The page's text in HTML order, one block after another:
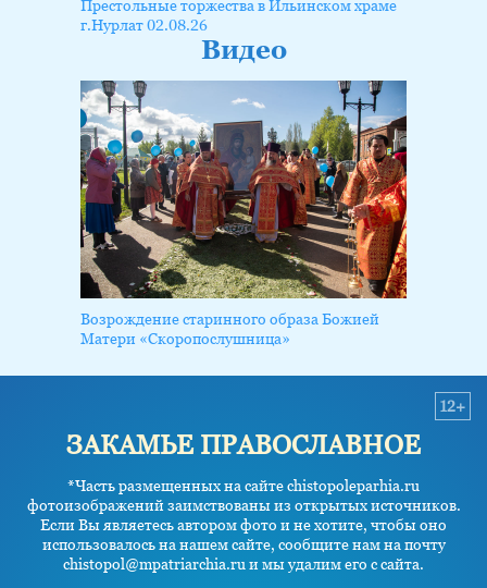
Престольные торжества в Ильинском храме
г.Нурлат 02.08.26
Видео
Возрождение старинного образа Божией
Матери «Скоропослушница»
ЗАКАМЬЕ ПРАВОСЛАВНОЕ
*Часть размещенных на сайте chistopoleparhia.ru
фотоизображений заимствованы из открытых источников.
Если Вы являетесь автором фото и не хотите, чтобы оно
использовалось на нашем сайте, сообщите нам на почту
chistopol@mpatriarchia.ru и мы удалим его с сайта.
12+